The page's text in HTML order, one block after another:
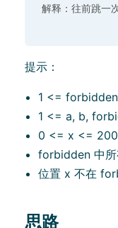
提示：
1 <=
1 <= a, b,
0 <= x <=
forbidden 中所
位置 x 不在
思路